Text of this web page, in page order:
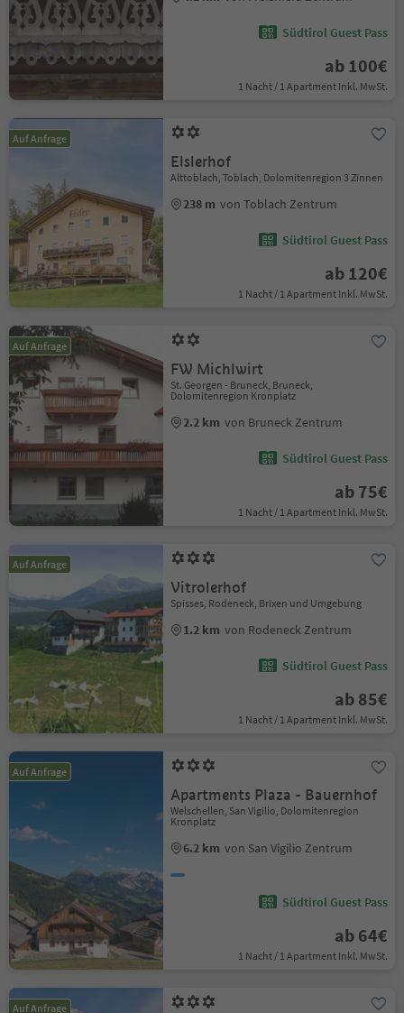
Südtirol Guest Pass
ab 100€
1 Nacht / 1 Apartment Inkl. MwSt.
Auf Anfrage
Elslerhof
Alttoblach, Toblach, Dolomitenregion 3 Zinnen
238 m von Toblach Zentrum
Südtirol Guest Pass
ab 120€
1 Nacht / 1 Apartment Inkl. MwSt.
Auf Anfrage
FW Michlwirt
St. Georgen - Bruneck, Bruneck,
Dolomitenregion Kronplatz
2.2 km von Bruneck Zentrum
Südtirol Guest Pass
ab 75€
1 Nacht / 1 Apartment Inkl. MwSt.
Auf Anfrage
Vitrolerhof
Spisses, Rodeneck, Brixen und Umgebung
1.2 km von Rodeneck Zentrum
Südtirol Guest Pass
ab 85€
1 Nacht / 1 Apartment Inkl. MwSt.
Auf Anfrage
Apartments Plaza - Bauernhof
Welschellen, San Vigilio, Dolomitenregion
Kronplatz
6.2 km von San Vigilio Zentrum
Südtirol Guest Pass
ab 64€
1 Nacht / 1 Apartment Inkl. MwSt.
Auf Anfrage